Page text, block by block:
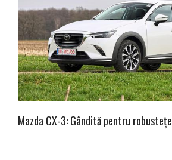
Mazda CX-3: Gândită pentru robustețe